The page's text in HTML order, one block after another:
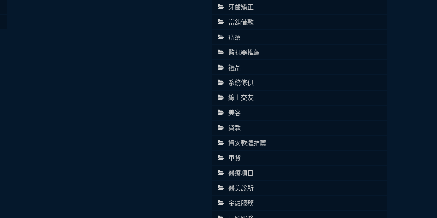
牙齒矯正
當舖借款
痔瘡
監視器推薦
禮品
系統傢俱
線上交友
美容
貸款
資安軟體推薦
車貸
醫療項目
醫美診所
金融服務